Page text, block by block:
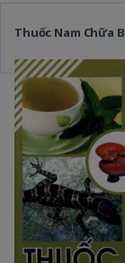
Thuốc Nam Chữa